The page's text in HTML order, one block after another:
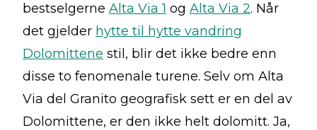
bestselgerne Alta Via 1 og Alta Via 2. Når
det gjelder hytte til hytte vandring
Dolomittene stil, blir det ikke bedre enn
disse to fenomenale turene. Selv om Alta
Via del Granito geografisk sett er en del av
Dolomittene, er den ikke helt dolomitt. Ja,